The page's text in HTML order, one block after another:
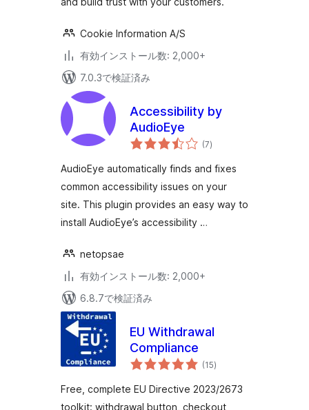
Cookie Information A/S
有効インストール数: 2,000+
7.0.3で検証済み
Accessibility by
AudioEye
(7個
の
価
)
AudioEye automatically finds and fixes
common accessibility issues on your
site. This plugin provides an easy way to
install AudioEye’s accessibility …
netopsae
有効インストール数: 2,000+
6.8.7で検証済み
EU Withdrawal
Compliance
(15個
の
価
)
Free, complete EU Directive 2023/2673
toolkit: withdrawal button, checkout